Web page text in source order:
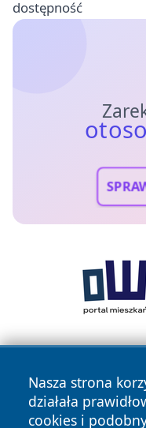
dostępność
Nasza strona
działała
cookies i